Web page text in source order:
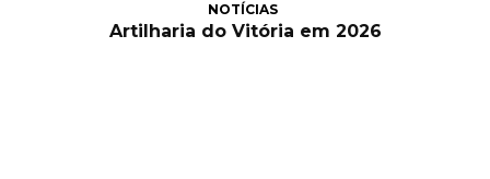
NOTÍCIAS
Artilharia do Vitória em 2026